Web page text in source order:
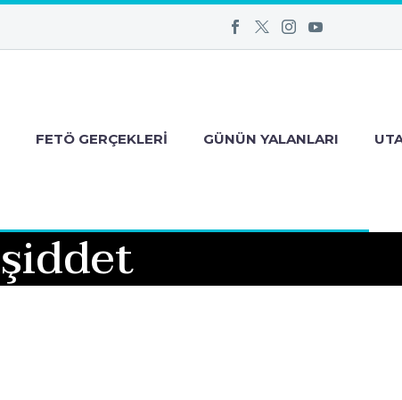
FETÖ GERÇEKLERI GÜNÜN YALANLARI